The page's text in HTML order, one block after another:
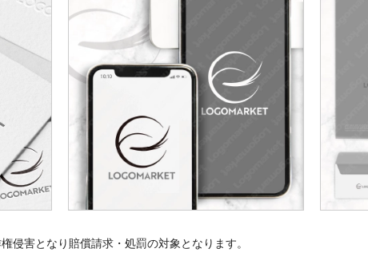
侵害となり賠償請求・処罰の対象となります。